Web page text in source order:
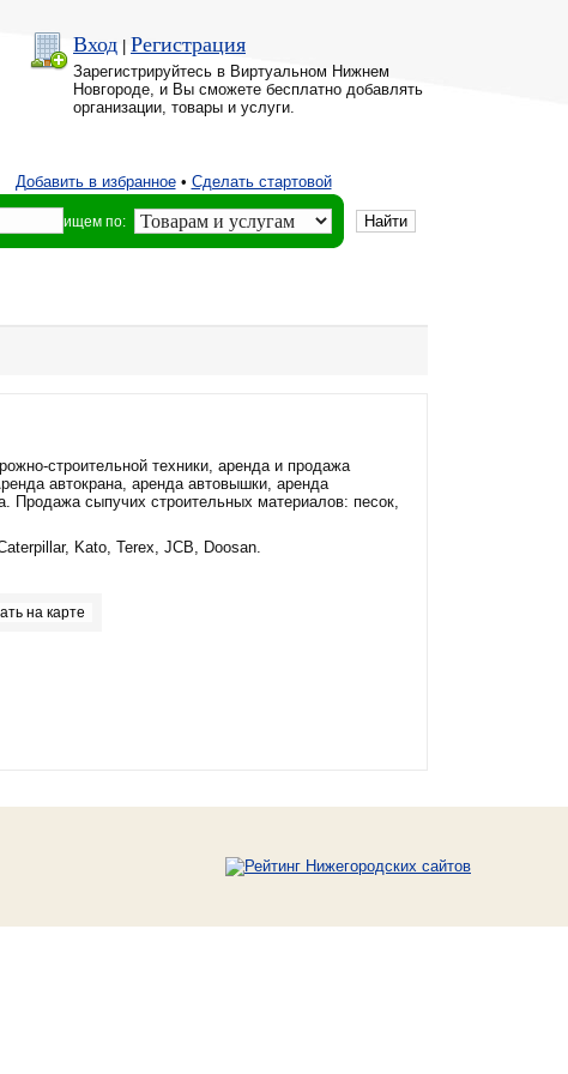
Вход Регистрация
Зарегистрируйтесь в Виртуальном Нижнем
Новгороде, и Вы сможете бесплатно добавлять
организации, товары и услуги.
Добавить в избранное• Сделать стартовой
ищем по:
строительной техники, аренда и продажа
автокрана, аренда автовышки, аренда
Продажа сыпучих строительных материалов: песок,
Kato, Terex, JCB, Doosan.